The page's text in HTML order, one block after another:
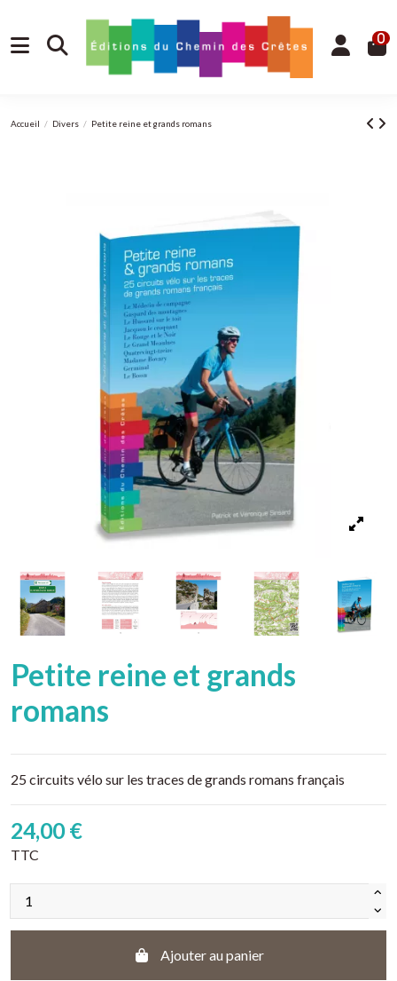
0
Accueil Divers Petite reine et grands romans
Petite reine et grands
romans
25 circuits vélo sur les traces de grands romans français
24,00 €
TTC
Ajouter au panier